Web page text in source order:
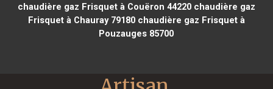
chaudière gaz Frisquet à Couëron 44220chaudière gaz
Frisquet à Chauray 79180chaudière gaz Frisquet à
Pouzauges 85700